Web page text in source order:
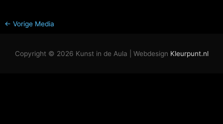
← Vorige Media
Copyright © 2026 Kunst in de Aula | Webdesign Kleurpunt.nl